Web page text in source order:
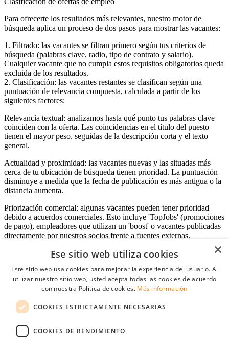
Para ofrecerte los resultados más relevantes, nuestro motor de
búsqueda aplica un proceso de dos pasos para mostrar las vacantes:
1. Filtrado: las vacantes se filtran primero según tus criterios de
búsqueda (palabras clave, radio, tipo de contrato y salario).
Cualquier vacante que no cumpla estos requisitos obligatorios queda
excluida de los resultados.
2. Clasificación: las vacantes restantes se clasifican según una
puntuación de relevancia compuesta, calculada a partir de los
siguientes factores:
Relevancia textual: analizamos hasta qué punto tus palabras clave
coinciden con la oferta. Las coincidencias en el título del puesto
tienen el mayor peso, seguidas de la descripción corta y el texto
general.
Actualidad y proximidad: las vacantes nuevas y las situadas más
cerca de tu ubicación de búsqueda tienen prioridad. La puntuación
disminuye a medida que la fecha de publicación es más antigua o la
distancia aumenta.
Priorización comercial: algunas vacantes pueden tener prioridad
debido a acuerdos comerciales. Esto incluye 'TopJobs' (promociones
de pago), empleadores que utilizan un 'boost' o vacantes publicadas
directamente por nuestros socios frente a fuentes externas.
Acceso empresas
Contraseña
Recordarme
×
Ese sitio web utiliza cookies
Este sitio web usa cookies para mejorar la experiencia del usuario. Al
utilizar nuestro sitio web, usted acepta todas las cookies de acuerdo
con nuestra Política de cookies. Más información
COOKIES ESTRICTAMENTE NECESARIAS
COOKIES DE RENDIMIENTO